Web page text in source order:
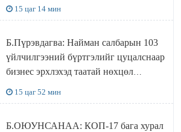
15 цаг 14 мин
Б.Пүрэвдагва: Найман салбарын 103
үйлчилгээний бүртгэлийг цуцалснаар
бизнес эрхлэхэд таатай нөхцөл
15 цаг 52 мин
Б.ОЮУНСАНАА: КОП-17 бага хурал